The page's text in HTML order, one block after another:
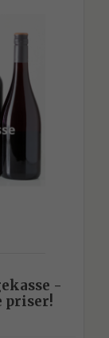
-
priser!